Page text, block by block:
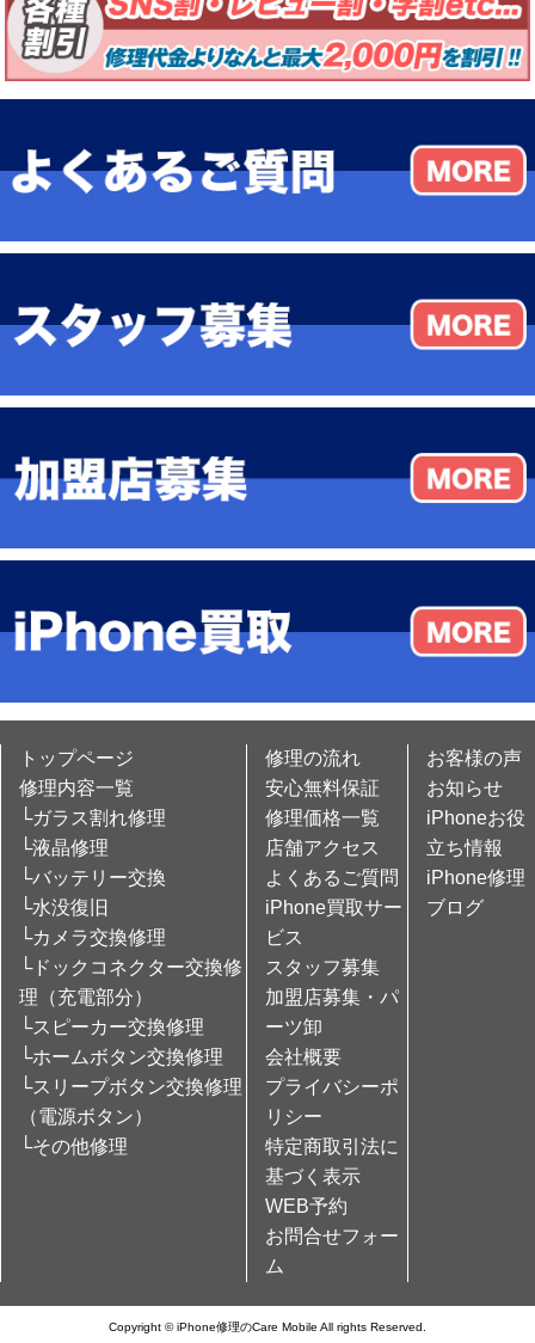
トップページ
修理内容一覧
└ガラス割れ修理
└液晶修理
└バッテリー交換
└水没復旧
└カメラ交換修理
└ドックコネクター交換修
理（充電部分）
└スピーカー交換修理
└ホームボタン交換修理
└スリープボタン交換修理
（電源ボタン）
└その他修理
修理の流れ
安心無料保証
修理価格一覧
店舗アクセス
よくあるご質問
iPhone買取サー
ビス
スタッフ募集
加盟店募集・パ
ーツ卸
会社概要
プライバシーポ
リシー
特定商取引法に
基づく表示
WEB予約
お問合せフォー
ム
お客様の声
お知らせ
iPhoneお役
立ち情報
iPhone修理
ブログ
Copyright © iPhone修理のCare Mobile All rights Reserved.